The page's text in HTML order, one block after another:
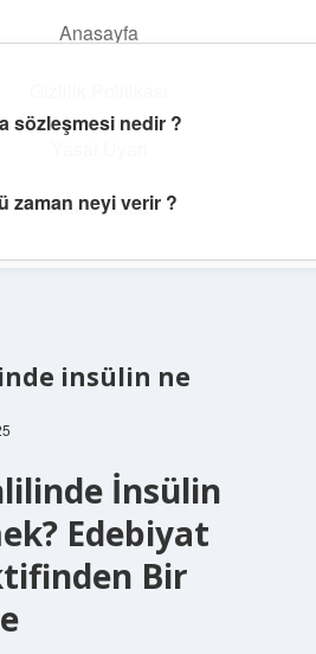
Anasayfa
Hakkımızda
Fikir Köşesi
katan kısa hikayeler!
insülin ne
İnsülin
Edebiyat
Bir
sözleşmesi nedir ?
zaman neyi verir ?